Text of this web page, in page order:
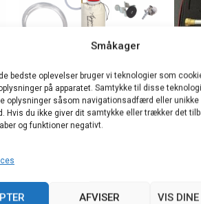
Småkager
bedste oplevelser bruger vi teknologier som
på apparatet. Samtykke til disse
oplysninger såsom navigationsadfærd eller unikke
Hvis du ikke giver dit samtykke eller trækker det
og funktioner negativt.
AFVISER VIS
Teleskopiske stænger
Bremsesæt til APIPROTEC-
teleskopstang
TILFØJ TIL KURV